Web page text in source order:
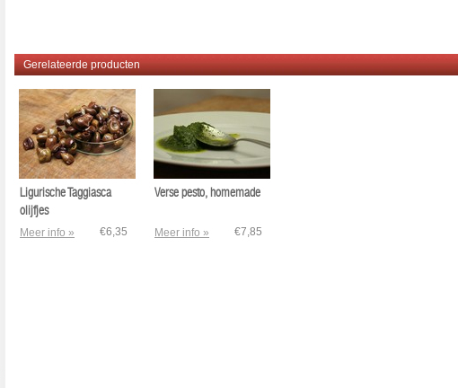
Gerelateerde producten
Ligurische Taggiasca
olijfjes
Meer info » €6,35
Verse pesto, homemade
Meer info » €7,85